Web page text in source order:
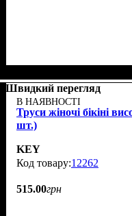
Швидкий перегляд
В НАЯВНОСТІ
Труси жіночі бікіні
шт.)
KEY
12262
515.00грн